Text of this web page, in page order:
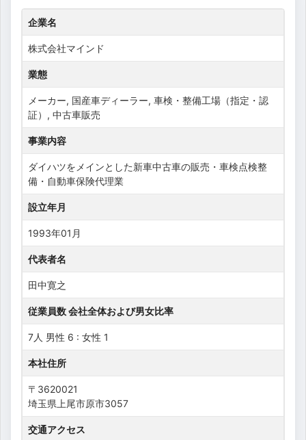
企業名
株式会社マインド
業態
メーカー, 国産車ディーラー, 車検・整備工場（指定・認
証）, 中古車販売
事業内容
ダイハツをメインとした新車中古車の販売・車検点検整
備・自動車保険代理業
設立年月
1993年01月
代表者名
田中寛之
従業員数 会社全体および男女比率
7人 男性 6 : 女性 1
本社住所
〒3620021
埼玉県上尾市原市3057
交通アクセス